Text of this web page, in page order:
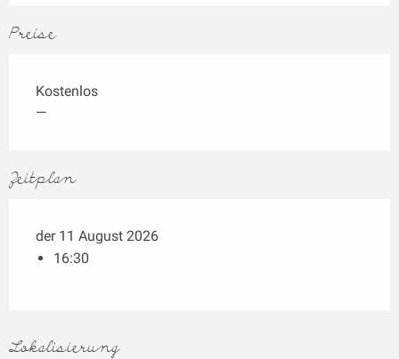
Preise
Kostenlos
—
Zeitplan
der 11 August 2026
16:30
Lokalisierung